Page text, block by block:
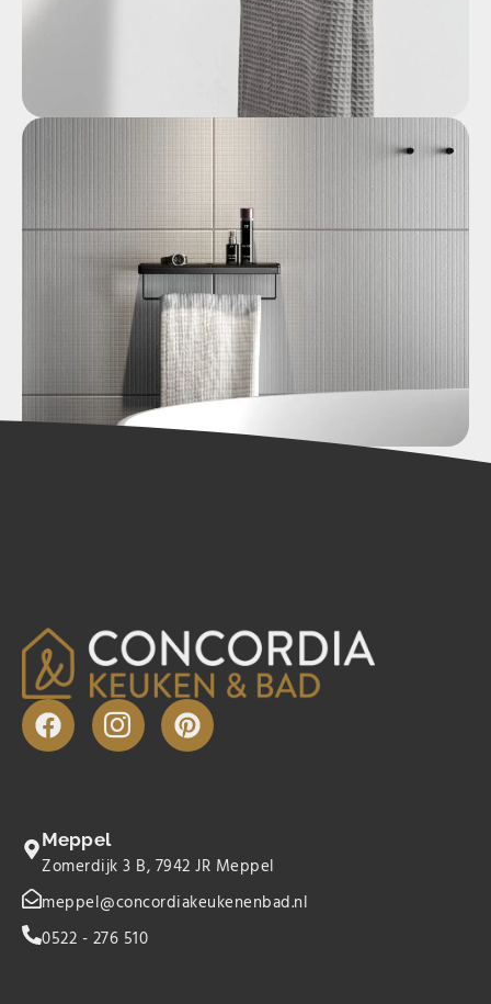
Meppel
Zomerdijk 3 B, 7942 JR Meppel
meppel@concordiakeukenenbad.nl
0522 - 276 510